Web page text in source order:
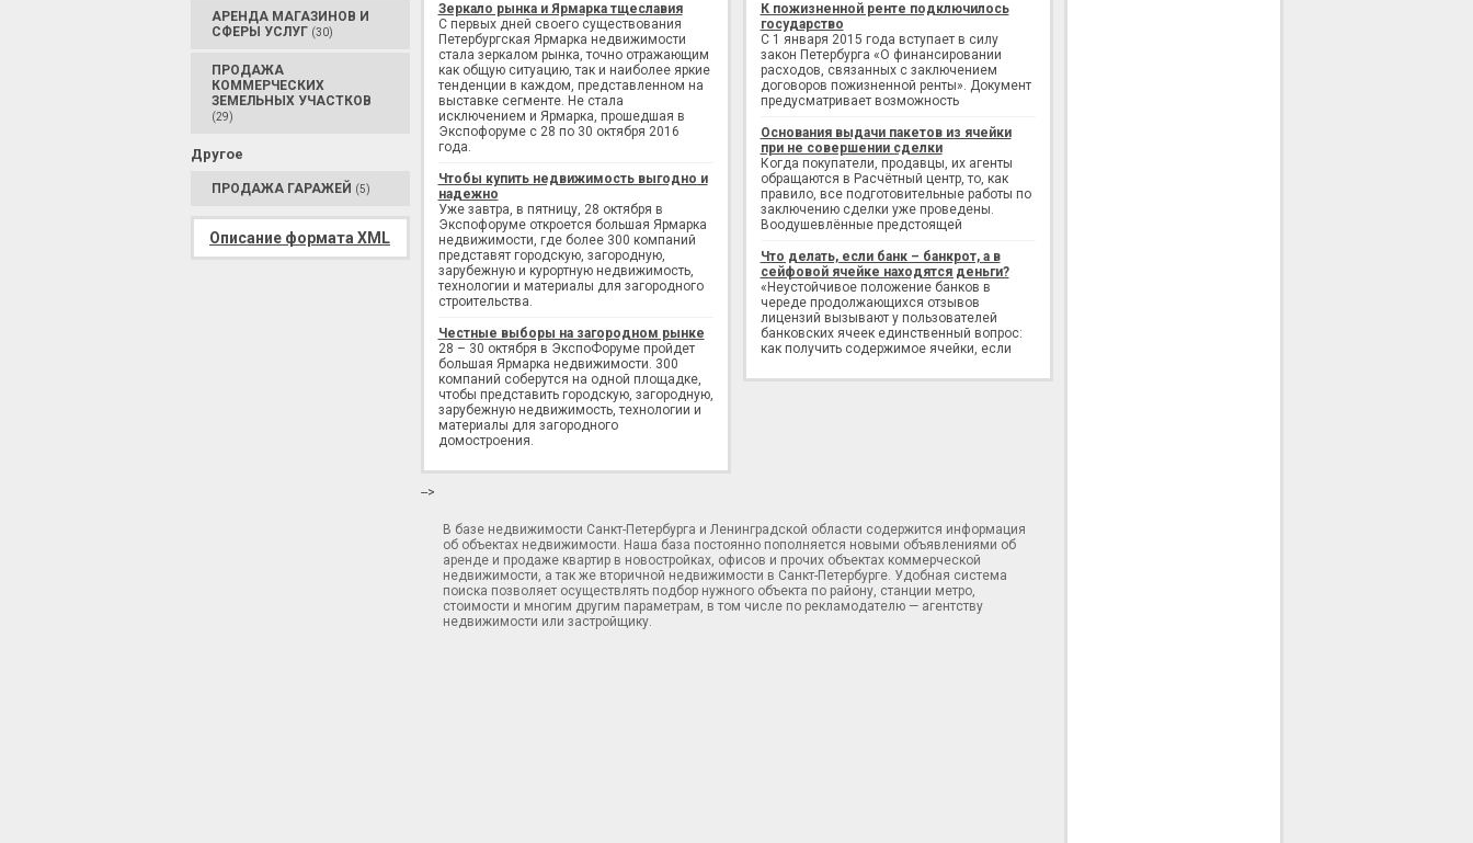
АРЕНДА МАГАЗИНОВ И
СФЕРЫ УСЛУГ (30)
ПРОДАЖА
КОММЕРЧЕСКИХ
ЗЕМЕЛЬНЫХ УЧАСТКОВ
(29)
Другое
ПРОДАЖА ГАРАЖЕЙ (5)
Описание формата XML
Зеркало рынка и Ярмарка тщеславия
С первых дней своего существования
Петербургская Ярмарка недвижимости
стала зеркалом рынка, точно отражающим
как общую ситуацию, так и наиболее яркие
тенденции в каждом, представленном на
выставке сегменте. Не стала
исключением и Ярмарка, прошедшая в
Экспофоруме с 28 по 30 октября 2016
года.
Чтобы купить недвижимость выгодно и
надежно
Уже завтра, в пятницу, 28 октября в
Экспофоруме откроется большая Ярмарка
недвижимости, где более 300 компаний
представят городскую, загородную,
зарубежную и курортную недвижимость,
технологии и материалы для загородного
строительства.
Честные выборы на загородном рынке
28 – 30 октября в ЭкспоФоруме пройдет
большая Ярмарка недвижимости. 300
компаний соберутся на одной площадке,
чтобы представить городскую, загородную,
зарубежную недвижимость, технологии и
материалы для загородного
домостроения.
К пожизненной ренте подключилось
государство
С 1 января 2015 года вступает в силу
закон Петербурга «О финансировании
расходов, связанных с заключением
договоров пожизненной ренты». Документ
предусматривает возможность
Основания выдачи пакетов из ячейки
при не совершении сделки
Когда покупатели, продавцы, их агенты
обращаются в Расчётный центр, то, как
правило, все подготовительные работы по
заключению сделки уже проведены.
Воодушевлённые предстоящей
Что делать, если банк – банкрот, а в
сейфовой ячейке находятся деньги?
«Неустойчивое положение банков в
череде продолжающихся отзывов
лицензий вызывают у пользователей
банковских ячеек единственный вопрос:
как получить содержимое ячейки, если
-->
В базе недвижимости Санкт-Петербурга и Ленинградской области содержится информация
об объектах недвижимости. Наша база постоянно пополняется новыми объявлениями об
аренде и продаже квартир в новостройках, офисов и прочих объектах коммерческой
недвижимости, а так же вторичной недвижимости в Санкт-Петербурге. Удобная система
поиска позволяет осуществлять подбор нужного объекта по району, станции метро,
стоимости и многим другим параметрам, в том числе по рекламодателю — агентству
недвижимости или застройщику.